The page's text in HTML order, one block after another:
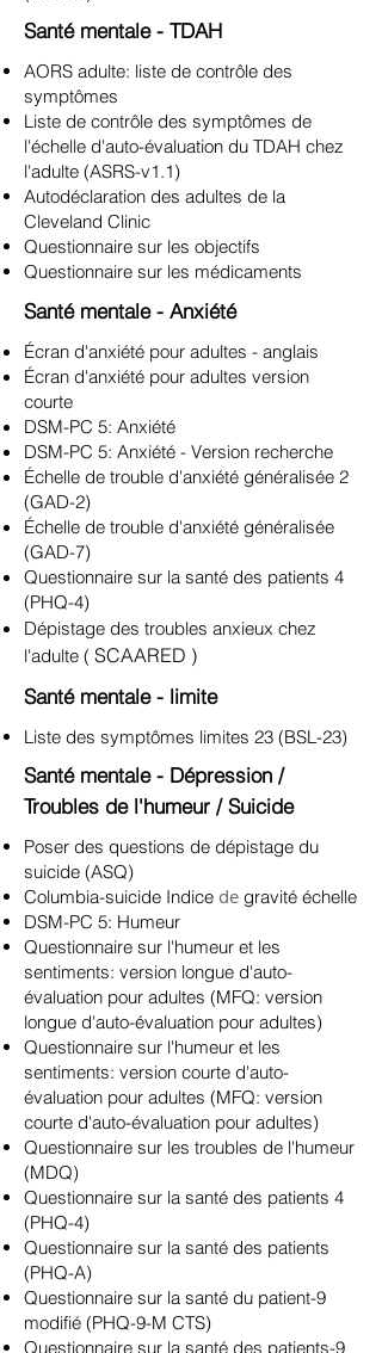
Santé mentale - TDAH
AORS adulte: liste de contrôle des
symptômes
Liste de contrôle des symptômes de
l'échelle d'auto-évaluation du TDAH chez
l'adulte (ASRS-v1.1)
Autodéclaration des adultes de la
Cleveland Clinic
Questionnaire sur les objectifs
Questionnaire sur les médicaments
Santé mentale - Anxiété
Écran d'anxiété pour adultes - anglais
Écran d'anxiété pour adultes version
courte
DSM-PC 5: Anxiété
DSM-PC 5: Anxiété - Version recherche
Échelle de trouble d'anxiété généralisée 2
(GAD-2)
Échelle de trouble d'anxiété généralisée
(GAD-7)
Questionnaire sur la santé des patients 4
(PHQ-4)
Dépistage des troubles anxieux chez
l'adulte ( SCAARED )
Santé mentale - limite
Liste des symptômes limites 23 (BSL-23)
Santé mentale - Dépression /
Troubles de l'humeur / Suicide
Poser des questions de dépistage du
suicide (ASQ)
Columbia-suicide Indice de gravité échelle
DSM-PC 5: Humeur
Questionnaire sur l'humeur et les
sentiments: version longue d'auto-
évaluation pour adultes (MFQ: version
longue d'auto-évaluation pour adultes)
Questionnaire sur l'humeur et les
sentiments: version courte d'auto-
évaluation pour adultes (MFQ: version
courte d'auto-évaluation pour adultes)
Questionnaire sur les troubles de l'humeur
(MDQ)
Questionnaire sur la santé des patients 4
(PHQ-4)
Questionnaire sur la santé des patients
(PHQ-A)
Questionnaire sur la santé du patient-9
modifié (PHQ-9-M CTS)
Questionnaire sur la santé des patients-9